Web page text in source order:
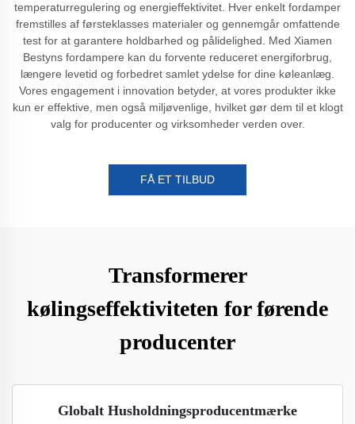
temperaturregulering og energieffektivitet. Hver enkelt fordamper
fremstilles af førsteklasses materialer og gennemgår omfattende
test for at garantere holdbarhed og pålidelighed. Med Xiamen
Bestyns fordampere kan du forvente reduceret energiforbrug,
længere levetid og forbedret samlet ydelse for dine køleanlæg.
Vores engagement i innovation betyder, at vores produkter ikke
kun er effektive, men også miljøvenlige, hvilket gør dem til et klogt
valg for producenter og virksomheder verden over.
FÅ ET TILBUD
Transformerer
kølingseffektiviteten for førende
producenter
Globalt Husholdningsproducentmærke